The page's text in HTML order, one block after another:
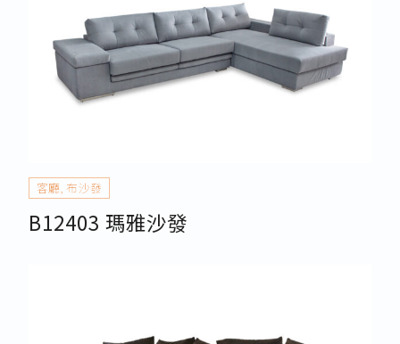
客廳,布沙發
B12403 瑪雅沙發